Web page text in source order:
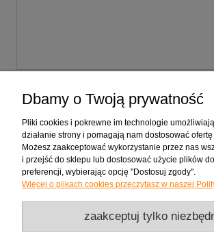
Zakupy
Pomoc
Moje konto
Dbamy o Twoją prywatność
Pliki cookies i pokrewne im technologie
działanie strony i pomagają nam dostosować
Możesz zaakceptować wykorzystanie przez nas
i przejść do sklepu lub dostosować użycie plików
preferencji, wybierając opcję "Dostosuj zgody".
Więcej o plikach cookies przeczytasz w naszej
zaakceptuj tylko